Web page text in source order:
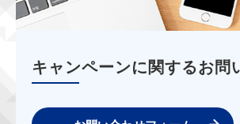
キャンペーンに関するお問